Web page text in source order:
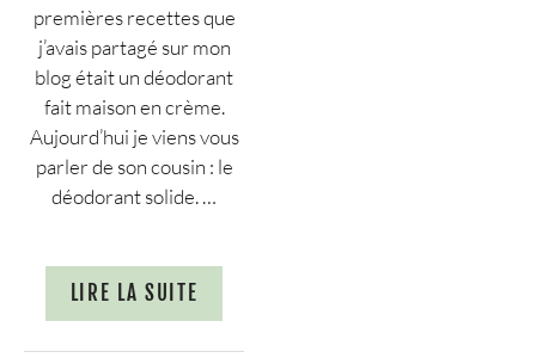
premières recettes que
j’avais partagé sur mon
blog était un déodorant
fait maison en crème.
Aujourd’hui je viens vous
parler de son cousin : le
déodorant solide. …
LIRE LA SUITE